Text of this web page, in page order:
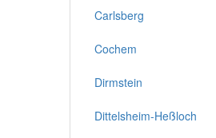
Carlsberg
Cochem
Dirmstein
Dittelsheim-Heßloch